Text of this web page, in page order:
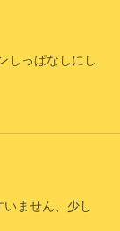
しっぱなしにし
ません、少し